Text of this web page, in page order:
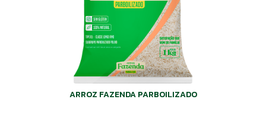
ARROZ FAZENDA PARBOILIZADO